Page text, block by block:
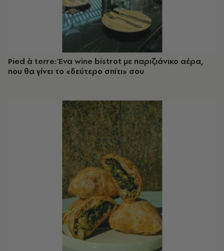
Pied à terre: Ένα wine bistrot με παριζιάνικο αέρα,
που θα γίνει το «δεύτερο σπίτι» σου